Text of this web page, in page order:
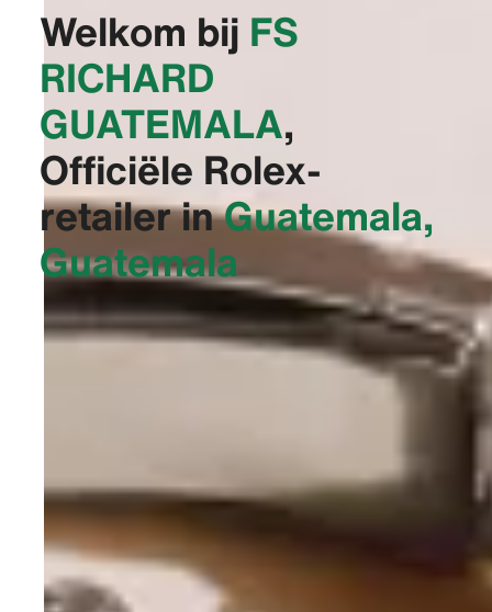
Welkom bij ‭FS
RICHARD
GUATEMALA‬,
Officiële Rolex-
retailer inGuatemala,
Guatemala